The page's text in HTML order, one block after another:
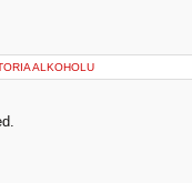
ALKOHOLU